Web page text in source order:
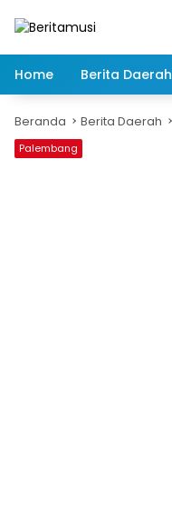
Home
Berita Daerah
Beranda Berita Daerah
Palembang